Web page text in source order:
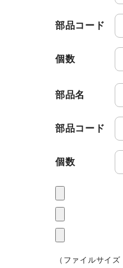
部品コード
個数
部品名
部品コード
個数
（ファイルサイ